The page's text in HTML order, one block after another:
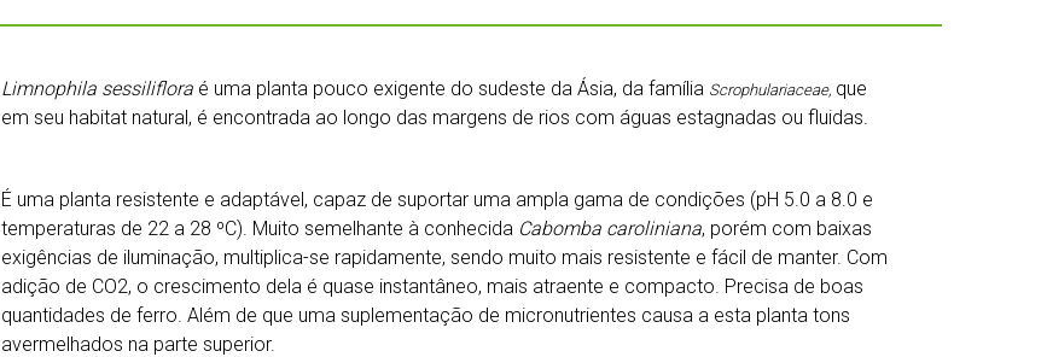
Limnophila sessiliflora é uma planta pouco exigente do sudeste da Ásia, da família Scrophulariaceae, que
em seu habitat natural, é encontrada ao longo das margens de rios com águas estagnadas ou fluidas.
É uma planta resistente e adaptável, capaz de suportar uma ampla gama de condições (pH 5.0 a 8.0 e
temperaturas de 22 a 28 ºC). Muito semelhante à conhecida Cabomba caroliniana, porém com baixas
exigências de iluminação, multiplica-se rapidamente, sendo muito mais resistente e fácil de manter. Com
adição de CO2, o crescimento dela é quase instantâneo, mais atraente e compacto. Precisa de boas
quantidades de ferro. Além de que uma suplementação de micronutrientes causa a esta planta tons
avermelhados na parte superior.